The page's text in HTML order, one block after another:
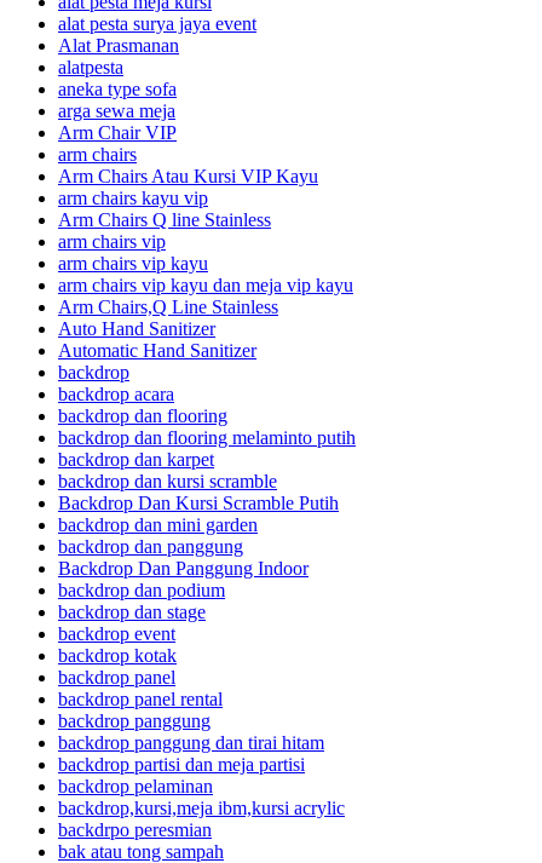
alat pesta surya jaya event
Alat Prasmanan
alatpesta
aneka type sofa
arga sewa meja
Arm Chair VIP
arm chairs
Arm Chairs Atau Kursi VIP Kayu
arm chairs kayu vip
Arm Chairs Q line Stainless
arm chairs vip
arm chairs vip kayu
arm chairs vip kayu dan meja vip kayu
Arm Chairs,Q Line Stainless
Auto Hand Sanitizer
Automatic Hand Sanitizer
backdrop
backdrop acara
backdrop dan flooring
backdrop dan flooring melaminto putih
backdrop dan karpet
backdrop dan kursi scramble
Backdrop Dan Kursi Scramble Putih
backdrop dan mini garden
backdrop dan panggung
Backdrop Dan Panggung Indoor
backdrop dan podium
backdrop dan stage
backdrop event
backdrop kotak
backdrop panel
backdrop panel rental
backdrop panggung
backdrop panggung dan tirai hitam
backdrop partisi dan meja partisi
backdrop pelaminan
backdrop,kursi,meja ibm,kursi acrylic
backdrpo peresmian
bak atau tong sampah